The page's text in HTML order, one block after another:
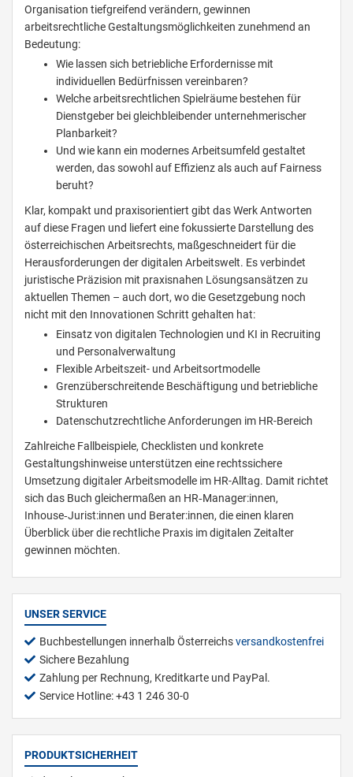
Organisation tiefgreifend verändern, gewinnen
arbeitsrechtliche Gestaltungsmöglichkeiten zunehmend an
Bedeutung:
Wie lassen sich betriebliche Erfordernisse mit
individuellen Bedürfnissen vereinbaren?
Welche arbeitsrechtlichen Spielräume bestehen für
Dienstgeber bei gleichbleibender unternehmerischer
Planbarkeit?
Und wie kann ein modernes Arbeitsumfeld gestaltet
werden, das sowohl auf Effizienz als auch auf Fairness
beruht?
Klar, kompakt und praxisorientiert gibt das Werk Antworten
auf diese Fragen und liefert eine fokussierte Darstellung des
österreichischen Arbeitsrechts, maßgeschneidert für die
Herausforderungen der digitalen Arbeitswelt. Es verbindet
juristische Präzision mit praxisnahen Lösungsansätzen zu
aktuellen Themen – auch dort, wo die Gesetzgebung noch
nicht mit den Innovationen Schritt gehalten hat:
Einsatz von digitalen Technologien und KI in Recruiting
und Personalverwaltung
Flexible Arbeitszeit- und Arbeitsortmodelle
Grenzüberschreitende Beschäftigung und betriebliche
Strukturen
Datenschutzrechtliche Anforderungen im HR-Bereich
Zahlreiche Fallbeispiele, Checklisten und konkrete
Gestaltungshinweise unterstützen eine rechtssichere
Umsetzung digitaler Arbeitsmodelle im HR-Alltag. Damit richtet
sich das Buch gleichermaßen an HR‑Manager:innen,
Inhouse‑Jurist:innen und Berater:innen, die einen klaren
Überblick über die rechtliche Praxis im digitalen Zeitalter
gewinnen möchten.
UNSER SERVICE
Buchbestellungen innerhalb Österreichsversandkostenfrei
Sichere Bezahlung
Zahlung per Rechnung, Kreditkarte und PayPal.
Service Hotline: +43 1 246 30-0
PRODUKTSICHERHEIT